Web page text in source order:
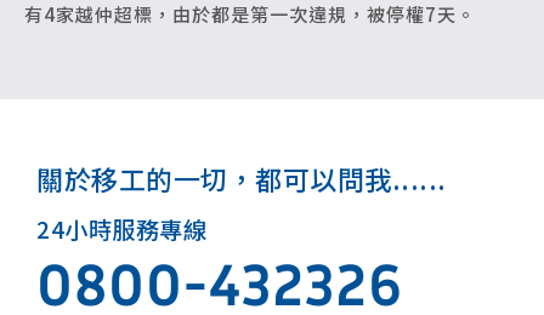
有4家越仲超標，由於都是第一次違規，被停權7天。
關於移工的一切，都可以問我......
24小時服務專線
0800-432326